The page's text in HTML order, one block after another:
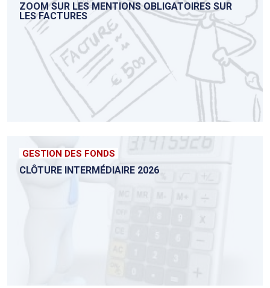
ZOOM SUR LES MENTIONS OBLIGATOIRES SUR
LES FACTURES
GESTION DES FONDS
CLÔTURE INTERMÉDIAIRE 2026